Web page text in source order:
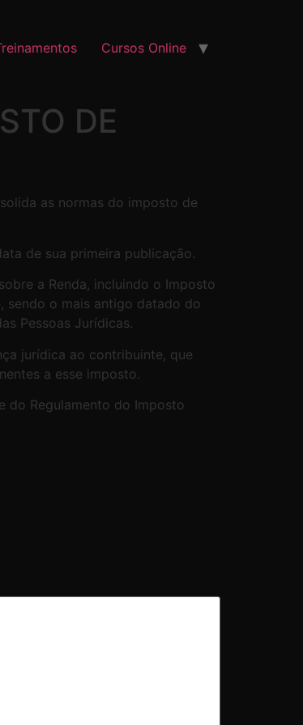
Cursos Online
DE
as normas do imposto de
de sua primeira publicação.
a Renda, incluindo o Imposto
sendo o mais antigo datado do
Pessoas Jurídicas.
jurídica ao contribuinte, que
a esse imposto.
do Regulamento do Imposto